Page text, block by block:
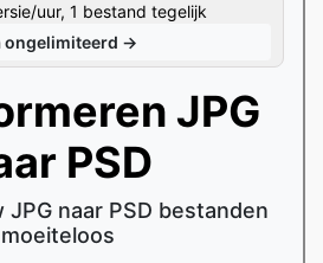
uur, 1 bestand tegelijk
ongelimiteerd →
JPG
PSD
naar PSD bestanden
moeiteloos